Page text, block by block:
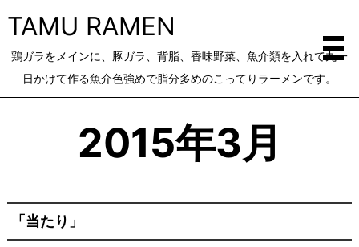
TAMU RAMEN
鶏ガラをメインに、豚ガラ、背脂、香味野菜、魚介類を入れて丸一
日かけて作る魚介色強めで脂分多めのこってりラーメンです。
2015年3月
「当たり」